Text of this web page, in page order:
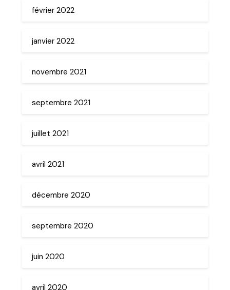
février 2022
janvier 2022
novembre 2021
septembre 2021
juillet 2021
avril 2021
décembre 2020
septembre 2020
juin 2020
avril 2020